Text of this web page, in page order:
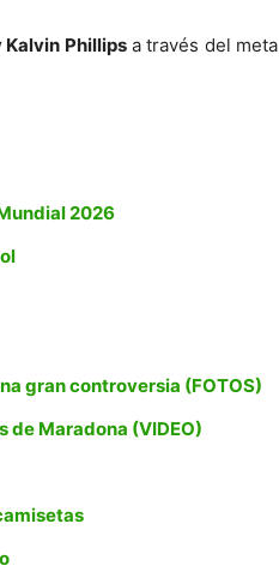
Phillipsa través del meta
2026
gran controversia (FOTOS)
de Maradona (VIDEO)